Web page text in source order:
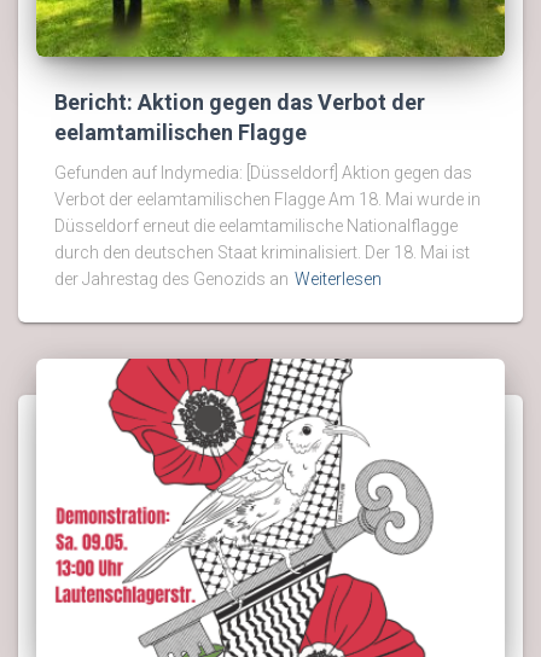
Bericht: Aktion gegen das Verbot der
eelamtamilischen Flagge
Gefunden auf Indymedia: [Düsseldorf] Aktion gegen das
Verbot der eelamtamilischen Flagge Am 18. Mai wurde in
Düsseldorf erneut die eelamtamilische Nationalflagge
durch den deutschen Staat kriminalisiert. Der 18. Mai ist
der Jahrestag des Genozids an Weiterlesen